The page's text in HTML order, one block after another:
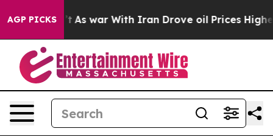
AGP PICKS
it Didn’t As war With Iran Drove oil Prices Higher,